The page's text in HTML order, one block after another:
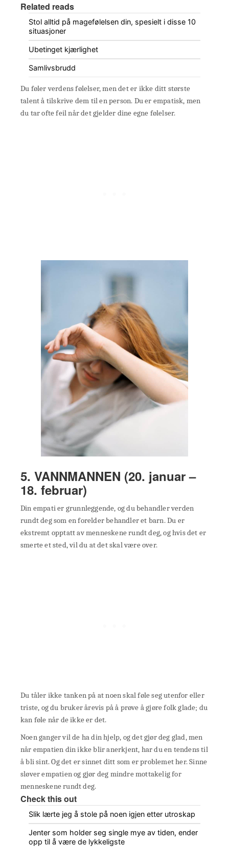
Related reads
Stol alltid på magefølelsen din, spesielt i disse 10
situasjoner
Ubetinget kjærlighet
Samlivsbrudd
Du føler verdens følelser, men det er ikke ditt største
talent å tilskrive dem til en person. Du er empatisk, men
du tar ofte feil når det gjelder dine egne følelser.
5. VANNMANNEN (20. januar –
18. februar)
Din empati er grunnleggende, og du behandler verden
rundt deg som en forelder behandler et barn. Du er
ekstremt opptatt av menneskene rundt deg, og hvis det er
smerte et sted, vil du at det skal være over.
Du tåler ikke tanken på at noen skal føle seg utenfor eller
triste, og du bruker årevis på å prøve å gjøre folk glade; du
kan føle når de ikke er det.
Noen ganger vil de ha din hjelp, og det gjør deg glad, men
når empatien din ikke blir anerkjent, har du en tendens til
å bli sint. Og det er sinnet ditt som er problemet her. Sinne
sløver empatien og gjør deg mindre mottakelig for
menneskene rundt deg.
Check this out
Slik lærte jeg å stole på noen igjen etter utroskap
Jenter som holder seg single mye av tiden, ender
opp til å være de lykkeligste